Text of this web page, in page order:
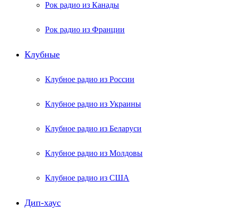
Рок радио из Канады
Рок радио из Франции
Клубные
Клубное радио из России
Клубное радио из Украины
Клубное радио из Беларуси
Клубное радио из Молдовы
Клубное радио из США
Дип-хаус